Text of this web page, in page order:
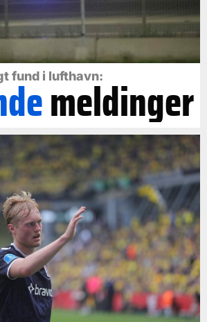
fund i lufthavn:
meldinger